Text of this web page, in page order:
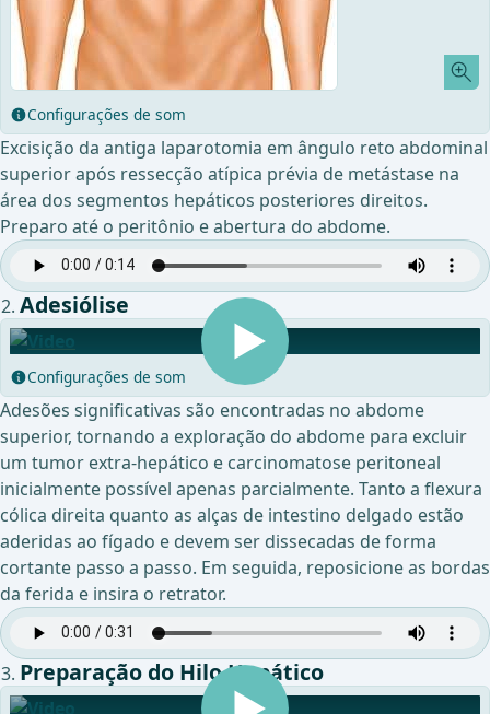
Configurações de som
Excisição da antiga laparotomia em ângulo reto abdominal
superior após ressecção atípica prévia de metástase na
área dos segmentos hepáticos posteriores direitos.
Preparo até o peritônio e abertura do abdome.
Adesiólise
Configurações de som
Adesões significativas são encontradas no abdome
superior, tornando a exploração do abdome para excluir
um tumor extra-hepático e carcinomatose peritoneal
inicialmente possível apenas parcialmente. Tanto a flexura
cólica direita quanto as alças de intestino delgado estão
aderidas ao fígado e devem ser dissecadas de forma
cortante passo a passo. Em seguida, reposicione as bordas
da ferida e insira o retrator.
Preparação do Hilo Hepático